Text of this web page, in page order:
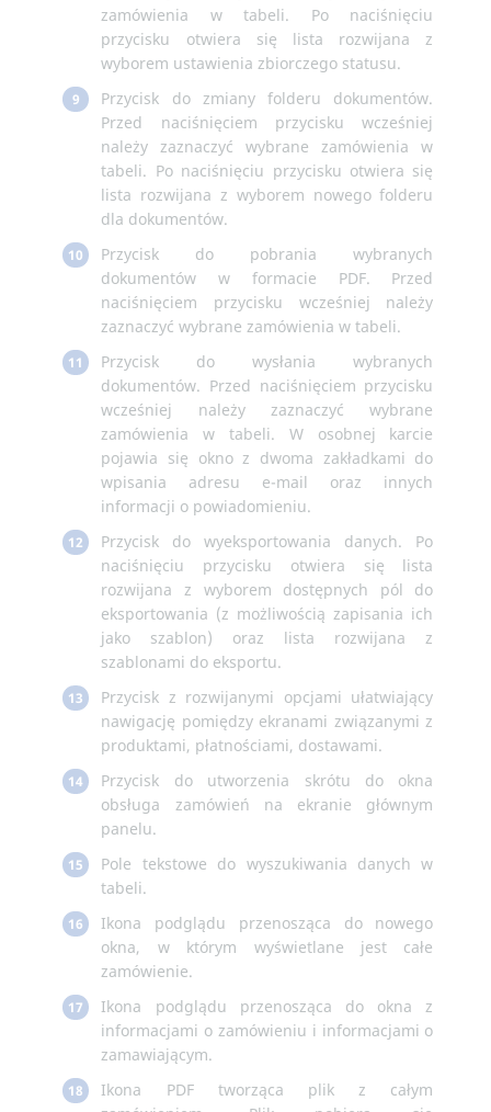
zamówienia w tabeli. Po naciśnięciu
przycisku otwiera się lista rozwijana z
wyborem ustawienia zbiorczego statusu.
9
Przycisk do zmiany folderu dokumentów.
Przed naciśnięciem przycisku wcześniej
należy zaznaczyć wybrane zamówienia w
tabeli. Po naciśnięciu przycisku otwiera się
lista rozwijana z wyborem nowego folderu
dla dokumentów.
10
Przycisk do pobrania wybranych
dokumentów w formacie PDF. Przed
naciśnięciem przycisku wcześniej należy
zaznaczyć wybrane zamówienia w tabeli.
11
Przycisk do wysłania wybranych
dokumentów. Przed naciśnięciem przycisku
wcześniej należy zaznaczyć wybrane
zamówienia w tabeli. W osobnej karcie
pojawia się okno z dwoma zakładkami do
wpisania adresu e-mail oraz innych
informacji o powiadomieniu.
12
Przycisk do wyeksportowania danych. Po
naciśnięciu przycisku otwiera się lista
rozwijana z wyborem dostępnych pól do
eksportowania (z możliwością zapisania ich
jako szablon) oraz lista rozwijana z
szablonami do eksportu.
13
Przycisk z rozwijanymi opcjami ułatwiający
nawigację pomiędzy ekranami związanymi z
produktami, płatnościami, dostawami.
14
Przycisk do utworzenia skrótu do okna
obsługa zamówień na ekranie głównym
panelu.
15
Pole tekstowe do wyszukiwania danych w
tabeli.
16
Ikona podglądu przenosząca do nowego
okna, w którym wyświetlane jest całe
zamówienie.
17
Ikona podglądu przenosząca do okna z
informacjami o zamówieniu i informacjami o
zamawiającym.
18
Ikona PDF tworząca plik z całym